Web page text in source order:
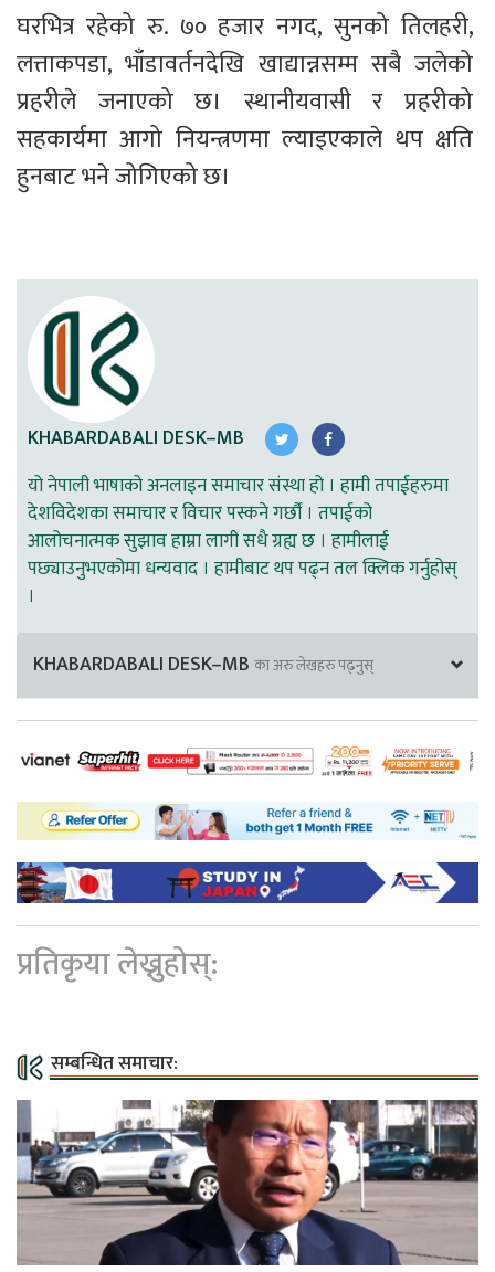
घरभित्र रहेको रु. ७० हजार नगद, सुनको तिलहरी,
लत्ताकपडा, भाँडावर्तनदेखि खाद्यान्नसम्म सबै जलेको
प्रहरीले जनाएको छ। स्थानीयवासी र प्रहरीको
सहकार्यमा आगो नियन्त्रणमा ल्याइएकाले थप क्षति
हुनबाट भने जोगिएको छ।
KHABARDABALI DESK–MB
यो नेपाली भाषाको अनलाइन समाचार संस्था हो । हामी तपाईहरुमा
देशविदेशका समाचार र विचार पस्कने गर्छौ । तपाईको
आलोचनात्मक सुझाव हाम्रा लागी सधै ग्रह्य छ । हामीलाई
पछ्याउनुभएकोमा धन्यवाद । हामीबाट थप पढ्न तल क्लिक गर्नुहोस्
।
KHABARDABALI DESK–MB का अरु लेखहरु पढ्नुस्
प्रतिकृया लेख्नुहोस्:
सम्बन्धित समाचार: